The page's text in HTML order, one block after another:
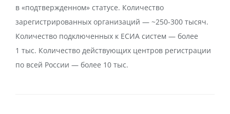
в «подтвержденном» статусе. Количество
зарегистрированных организаций — ~250-300 тысяч.
Количество подключенных к ЕСИА систем — более
1 тыс. Количество действующих центров регистрации
по всей России — более 10 тыс.